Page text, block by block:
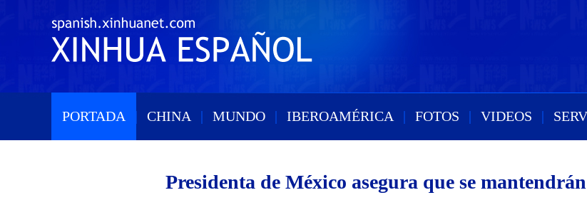
PORTADA | CHINA | MUNDO | IBEROAMÉRICA | FOTOS | VIDEOS |
Presidenta de México asegura que se